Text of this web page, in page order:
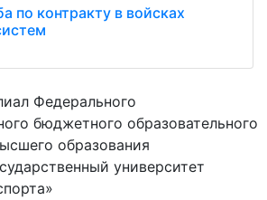
по контракту в войсках
Федерального
бюджетного образовательного
образования
университет